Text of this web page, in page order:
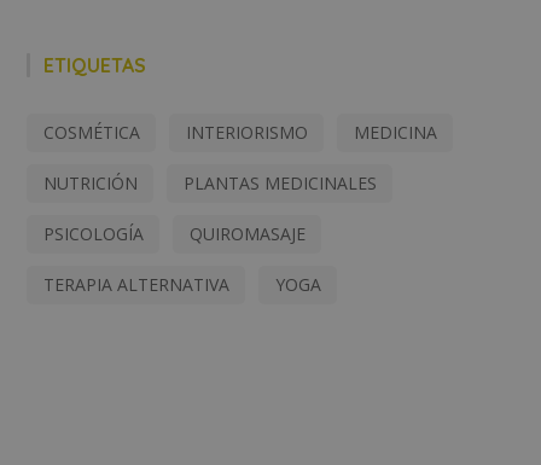
ETIQUETAS
COSMÉTICA INTERIORISMO MEDICINA
NUTRICIÓN PLANTAS MEDICINALES
PSICOLOGÍA QUIROMASAJE
TERAPIA ALTERNATIVA YOGA